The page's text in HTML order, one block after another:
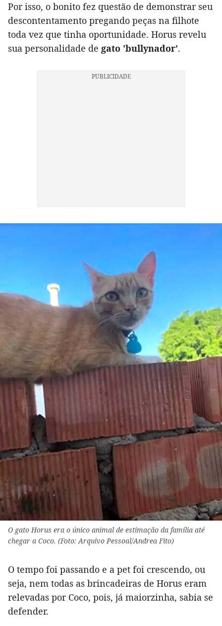
Por isso, o bonito fez questão de demonstrar seu
descontentamento pregando peças na filhote
toda vez que tinha oportunidade. Horus revelu
sua personalidade de gato 'bullynador'.
O gato Horus era o único animal de estimação da família até
chegar a Coco. (Foto: Arquivo Pessoal/Andrea Fito)
O tempo foi passando e a pet foi crescendo, ou
seja, nem todas as brincadeiras de Horus eram
relevadas por Coco, pois, já maiorzinha, sabia se
defender.